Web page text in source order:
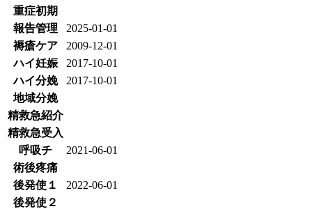
重症初期
報告管理
2025-01-01
褥瘡ケア
2009-12-01
ハイ妊娠
2017-10-01
ハイ分娩
2017-10-01
地域分娩
精救急紹介
精救急受入
呼吸チ
2021-06-01
術後疼痛
後発使１
2022-06-01
後発使２